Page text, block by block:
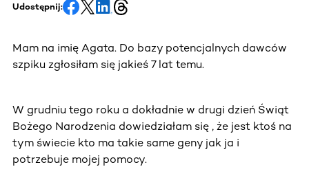
Udostępnij:
Mam na imię Agata. Do bazy potencjalnych dawców
szpiku zgłosiłam się jakieś 7 lat temu.
W grudniu tego roku a dokładnie w drugi dzień Świąt
Bożego Narodzenia dowiedziałam się , że jest ktoś na
tym świecie kto ma takie same geny jak ja i
potrzebuje mojej pomocy.